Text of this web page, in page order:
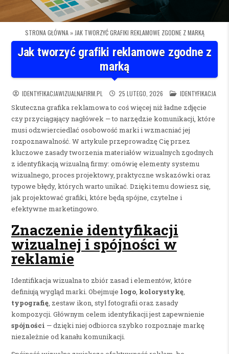
STRONA GŁÓWNA» JAK TWORZYĆ GRAFIKI REKLAMOWE ZGODNE Z MARKĄ
Jak tworzyć grafiki reklamowe zgodne z
marką
IDENTYFIKACJAWIZUALNAFIRM.PL 25 LUTEGO, 2026 POSTED IN
IDENTYFIKACJA
Skuteczna grafika reklamowa to coś więcej niż ładne zdjęcie
czy przyciągający nagłówek — to narzędzie komunikacji, które
musi odzwierciedlać osobowość marki i wzmacniać jej
rozpoznawalność. W artykule przeprowadzę Cię przez
kluczowe zasady tworzenia materiałów wizualnych zgodnych
z identyfikacją wizualną firmy: omówię elementy systemu
wizualnego, proces projektowy, praktyczne wskazówki oraz
typowe błędy, których warto unikać. Dzięki temu dowiesz się,
jak projektować grafiki, które będą spójne, czytelne i
efektywne marketingowo.
Znaczenie identyfikacji
wizualnej i spójności w
reklamie
Identifikacja wizualna to zbiór zasad i elementów, które
definiują wygląd marki. Obejmuje logo, kolorystykę,
typografię, zestaw ikon, styl fotografii oraz zasady
kompozycji. Głównym celem identyfikacji jest zapewnienie
spójności — dzięki niej odbiorca szybko rozpoznaje markę
niezależnie od kanału komunikacji.